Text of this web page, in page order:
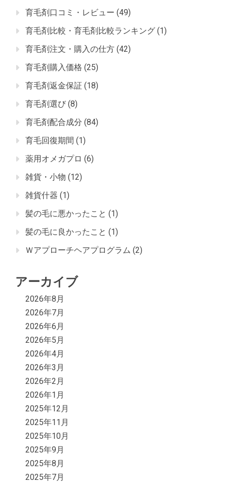
育毛剤口コミ・レビュー (49)
育毛剤比較・育毛剤比較ランキング (1)
育毛剤注文・購入の仕方 (42)
育毛剤購入価格 (25)
育毛剤返金保証 (18)
育毛剤選び (8)
育毛剤配合成分 (84)
育毛回復期間 (1)
薬用オメガプロ (6)
雑貨・小物 (12)
雑貨什器 (1)
髪の毛に悪かったこと (1)
髪の毛に良かったこと (1)
Ｗアプローチヘアプログラム (2)
アーカイブ
2026年8月
2026年7月
2026年6月
2026年5月
2026年4月
2026年3月
2026年2月
2026年1月
2025年12月
2025年11月
2025年10月
2025年9月
2025年8月
2025年7月